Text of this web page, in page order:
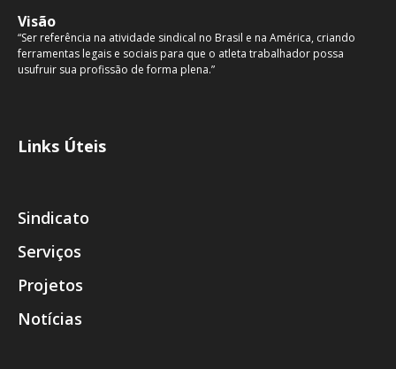
Visão
“Ser referência na atividade sindical no Brasil e na América, criando
ferramentas legais e sociais para que o atleta trabalhador possa
usufruir sua profissão de forma plena.”
Links Úteis
Sindicato
Serviços
Projetos
Notícias